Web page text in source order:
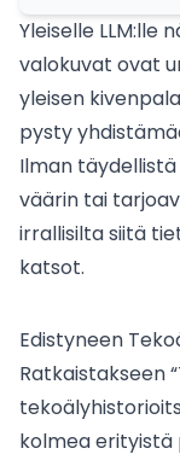
Yleiselle LLM:lle
valokuvat ovat
yleisen
pysty
Ilman
väärin tai
irrallisilta siitä
katsot.
Edistyneen
Ratkaistakseen
kolmea